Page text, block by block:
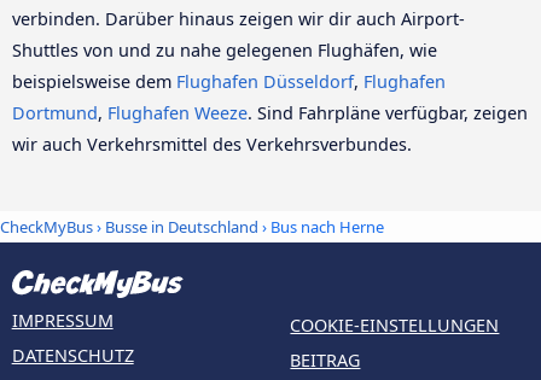
verbinden. Darüber hinaus zeigen wir dir auch Airport-
Shuttles von und zu nahe gelegenen Flughäfen, wie
beispielsweise dem Flughafen Düsseldorf, Flughafen
Dortmund, Flughafen Weeze. Sind Fahrpläne verfügbar, zeigen
wir auch Verkehrsmittel des Verkehrsverbundes.
CheckMyBus› Busse in Deutschland › Bus nach Herne
IMPRESSUM
DATENSCHUTZ
COOKIE-EINSTELLUNGEN
BEITRAG